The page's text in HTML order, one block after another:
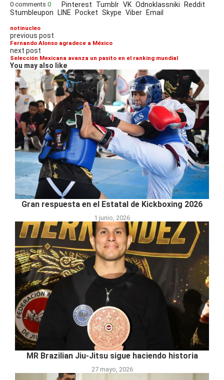
0 comments 0 Pinterest Tumblr VK Odnoklassniki
Reddit
Stumbleupon
LINE Pocket Skype Viber Email
notinucleo
previous post
Fernando Alonso agradece a México
next post
Selección Mexicana avanza un pasito en el ranking mundial
You may also like
Gran respuesta en el Estatal de Kickboxing 2026
1 junio, 2026
MR Brazilian Jiu-Jitsu sigue haciendo historia
27 mayo, 2026